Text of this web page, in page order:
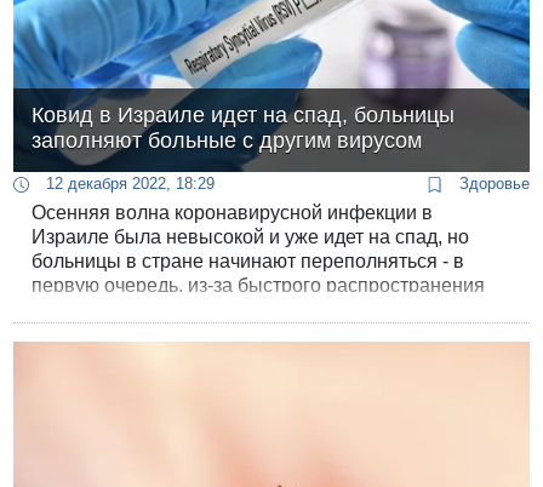
Ковид в Израиле идет на спад, больницы
заполняют больные с другим вирусом
12 декабря 2022, 18:29 Здоровье
Осенняя волна коронавирусной инфекции в
Израиле была невысокой и уже идет на спад, но
больницы в стране начинают переполняться - в
первую очередь, из-за быстрого распространения